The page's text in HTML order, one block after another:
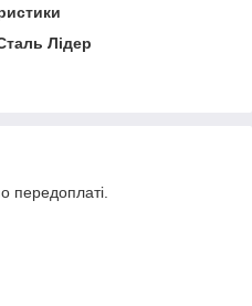
Лідер
передоплаті.